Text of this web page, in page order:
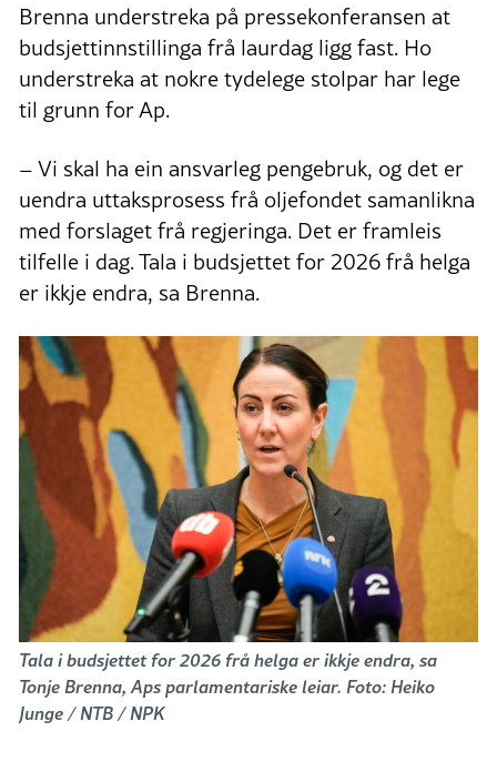
Brenna understreka på pressekonferansen at
budsjettinnstillinga frå laurdag ligg fast. Ho
understreka at nokre tydelege stolpar har lege
til grunn for Ap.
– Vi skal ha ein ansvarleg pengebruk, og det er
uendra uttaksprosess frå oljefondet samanlikna
med forslaget frå regjeringa. Det er framleis
tilfelle i dag. Tala i budsjettet for 2026 frå helga
er ikkje endra, sa Brenna.
Tala i budsjettet for 2026 frå helga er ikkje endra, sa
Tonje Brenna, Aps parlamentariske leiar. Foto: Heiko
Junge / NTB / NPK